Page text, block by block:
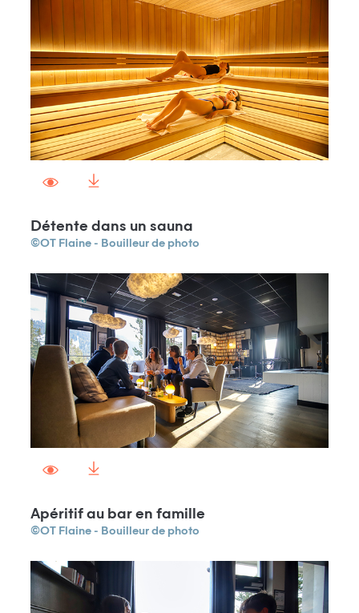
Détente dans un sauna
©OT Flaine - Bouilleur de photo
Apéritif au bar en famille
©OT Flaine - Bouilleur de photo